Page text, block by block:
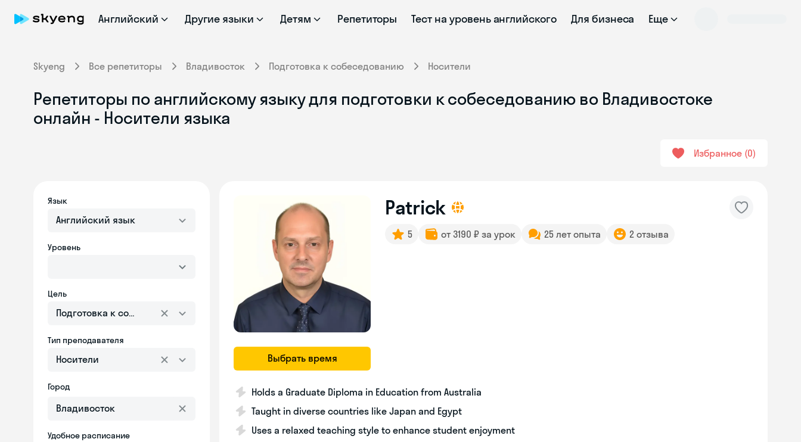
Английский Другие языки Детям Репетиторы Тест на уровень английского Для бизнеса Еще
Skyeng Все репетиторы Владивосток Подготовка к собеседованию Носители
Репетиторы по английскому языку для подготовки к собеседованию во Владивостоке
онлайн - Носители языка
Избранное 0
Язык
Английский язык
Уровень
Цель
Подготовка к собеседованию
Тип преподавателя
Носители
Город
Удобное расписание
Выбрать время
Patrick
5 от 3190 ₽ за урок 25 лет опыта 2 отзыва
Holds a Graduate Diploma in Education from Australia
Taught in diverse countries like Japan and Egypt
Uses a relaxed teaching style to enhance student enjoyment